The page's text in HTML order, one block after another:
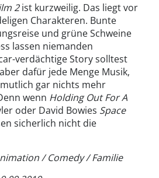
2ist kurzweilig. Das liegt vor
Charakteren. Bunte
und grüne Schweine
lassen niemanden
verdächtige Story solltest
dafür jede Menge Musik,
gar nichts mehr
wenn Holding Out For A
oder David Bowies Space
sicherlich nicht die
/ Comedy / Familie